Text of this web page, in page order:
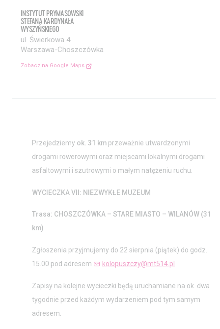
Aktualności
Wystawy / Wydarzenia
Kontakt i Zespół
BIP
INSTYTUT PRYMASOWSKI
STEFANA KARDYNAŁA
WYSZYŃSKIEGO
ul. Świerkowa 4
Warszawa-Choszczówka
Zobacz na Google Maps
Przejedziemy ok. 31 km przeważnie utwardzonymi
drogami rowerowymi oraz miejscami lokalnymi drogami
asfaltowymi i szutrowymi o małym natężeniu ruchu.
WYCIECZKA VII: NIEZWYKŁE MUZEUM
Trasa: CHOSZCZÓWKA – STARE MIASTO – WILANÓW (31
km)
Zgłoszenia przyjmujemy do 22 sierpnia (piątek) do godz.
15.00 pod adresem
kolopuszczy@mt514.pl
Zapisy na kolejne wycieczki będą uruchamiane na ok. dwa
tygodnie przed każdym wydarzeniem pod tym samym
adresem.